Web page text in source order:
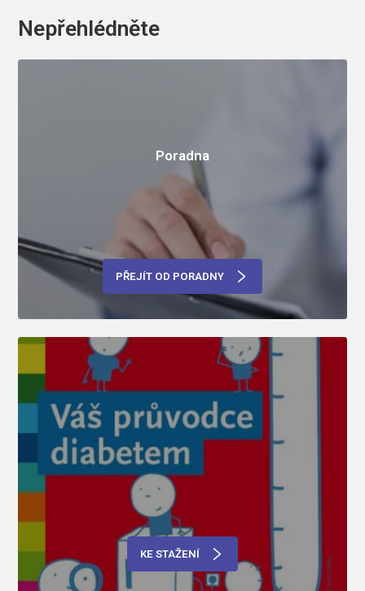
Nepřehlédněte
Poradna
PŘEJÍT OD PORADNY
KE STAŽENÍ